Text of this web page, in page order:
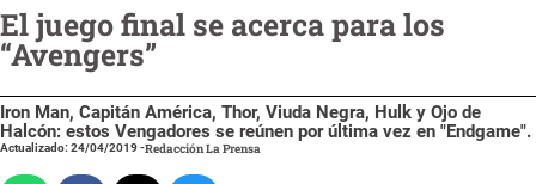
El juego final se acerca para los
“Avengers”
Iron Man, Capitán América, Thor, Viuda Negra, Hulk y Ojo de
Halcón: estos Vengadores se reúnen por última vez en "Endgame".
Actualizado: 24/04/2019-Redacción La Prensa